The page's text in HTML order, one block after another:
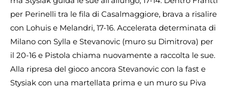
per Perinelli tra le fila di Casalmaggiore, brava a risalire
con Lohuis e Melandri, 17-16. Accelerata determinata di
Milano con Sylla e Stevanovic (muro su Dimitrova) per
il 20-16 e Pistola chiama nuovamente a raccolta le sue.
Alla ripresa del gioco ancora Stevanovic con la fast e
Stysiak con una martellata prima e un muro su Piva